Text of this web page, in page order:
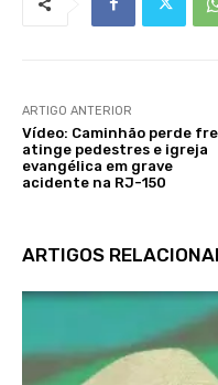
ARTIGO ANTERIOR
Vídeo: Caminhão perde
atinge pedestres e igreja
evangélica em grave
acidente na RJ-150
ARTIGOS